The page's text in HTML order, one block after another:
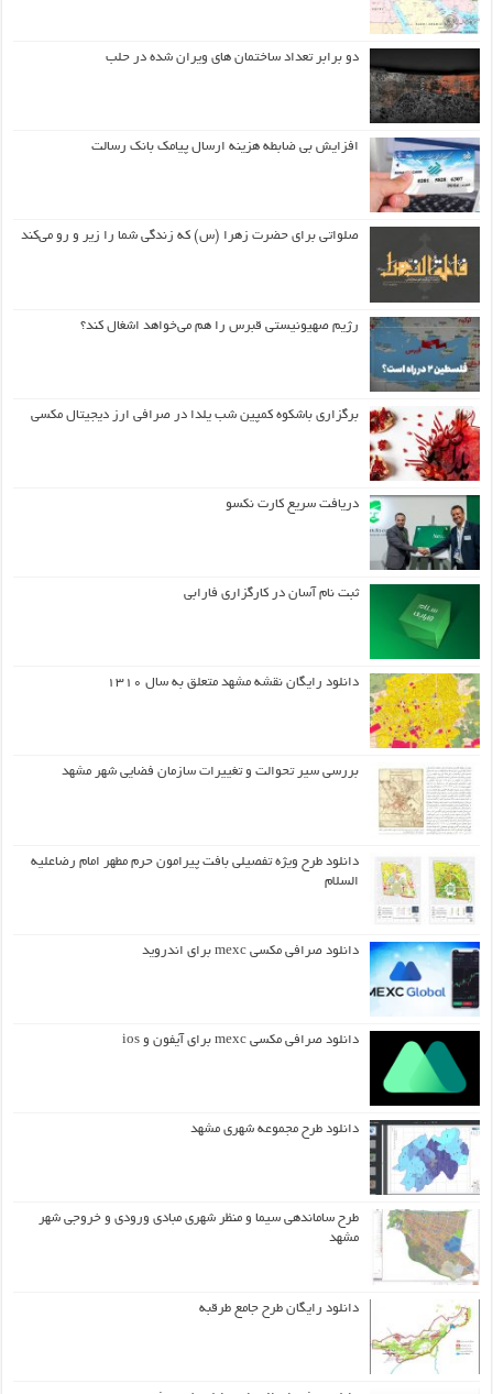
دو برابر تعداد ساختمان های ویران شده در حلب
افزایش بی ضابطه هزینه ارسال پیامک بانک رسالت
صلواتی برای حضرت زهرا (س) که زندگی شما را زیر و رو می‌کند
رژیم صهیونیستی قبرس را هم می‌خواهد اشغال کند؟
برگزاری باشکوه کمپین شب یلدا در صرافی ارز دیجیتال مکسی
دریافت سریع کارت نکسو
ثبت نام آسان در کارگزاری فارابی
دانلود رایگان نقشه مشهد متعلق به سال ۱۳۱۰
بررسی سیر تحوالت و تغییرات سازمان فضایی شهر مشهد
دانلود طرح ويژه تفصيلي بافت پيرامون حرم مطهر امام رضاعليه
السلام
دانلود صرافی مکسی mexc برای اندروید
دانلود صرافی مکسی mexc برای آیفون و ios
دانلود طرح مجموعه شهری مشهد
طرح ساماندهی سیما و منظر شهری مبادی ورودی و خروجی شهر
مشهد
دانلود رایگان طرح جامع طرقبه